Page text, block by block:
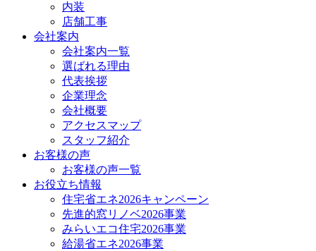
内装
店舗工事
会社案内
会社案内一覧
選ばれる理由
代表挨拶
企業理念
会社概要
アクセスマップ
スタッフ紹介
お客様の声
お客様の声一覧
お役立ち情報
住宅省エネ2026キャンペーン
先進的窓リノベ2026事業
みらいエコ住宅2026事業
給湯省エネ2026事業